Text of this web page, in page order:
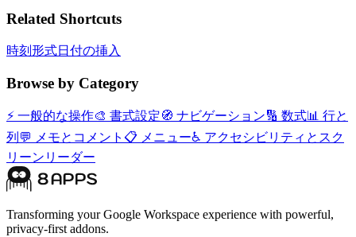
Related Shortcuts
時刻形式日付の挿入
Browse by Category
⚡ 一般的な操作🎨 書式設定🧭 ナビゲーション🔢 数式📊 行と
列 💬 メモとコメント 📋 メニュー♿ アクセシビリティとスク
リーンリーダー
Transforming your Google Workspace experience with powerful,
privacy-first addons.